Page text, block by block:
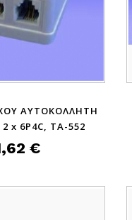
ΑΥΤΟΚΟΛΛΗΤΗ
x 6P4C, TA-552
€